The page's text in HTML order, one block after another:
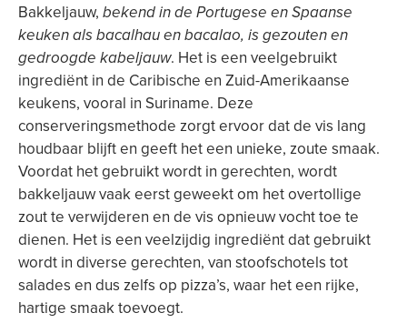
Bakkeljauw, bekend in de Portugese en Spaanse
keuken als bacalhau en bacalao, is gezouten en
gedroogde kabeljauw. Het is een veelgebruikt
ingrediënt in de Caribische en Zuid-Amerikaanse
keukens, vooral in Suriname. Deze
conserveringsmethode zorgt ervoor dat de vis lang
houdbaar blijft en geeft het een unieke, zoute smaak.
Voordat het gebruikt wordt in gerechten, wordt
bakkeljauw vaak eerst geweekt om het overtollige
zout te verwijderen en de vis opnieuw vocht toe te
dienen. Het is een veelzijdig ingrediënt dat gebruikt
wordt in diverse gerechten, van stoofschotels tot
salades en dus zelfs op pizza’s, waar het een rijke,
hartige smaak toevoegt.